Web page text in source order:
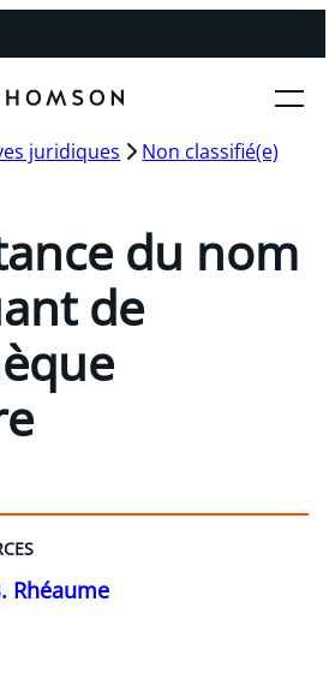
juridiques Non classifié(e)
du nom
de
Rhéaume